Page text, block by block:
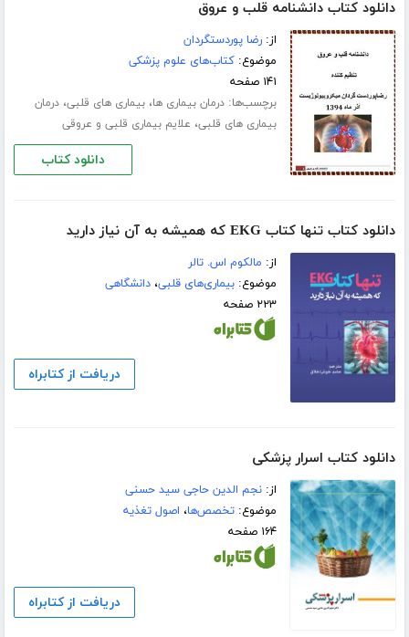
دانلود کتاب دانشنامه قلب و عروق
از:رضا پوردستگردان
موضوع:کتاب‌های علوم پزشکی
۱۴۱ صفحه
برچسب‌ها:درمان بیماری ها،بیماری های قلبی،درمان
بیماری های قلبی، علایم بیماری قلبی و عروقی
دانلود کتاب
دانلود کتاب تنها کتاب EKG که همیشه به آن نیاز دارید
از: مالکوم اس. تالر
موضوع:بیماری‌های قلبی،دانشگاهی
۲۲۳ صفحه
دریافت از کتابراه
دانلود کتاب اسرار پزشکی
از:نجم الدین حاجى سید حسنى
موضوع:تخصص‌ها، اصول تغذیه
۱۶۴ صفحه
دریافت از کتابراه